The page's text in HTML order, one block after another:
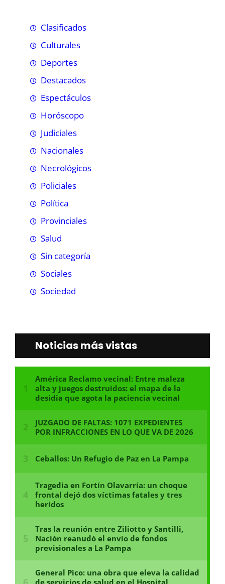
Clasificados
Culturales
Deportes
Destacados
Espectáculos
Horóscopo
Judiciales
Nacionales
Necrológicos
Policiales
Política
Provinciales
Salud
Sin categoría
Sociales
Sociedad
Noticias más vistas